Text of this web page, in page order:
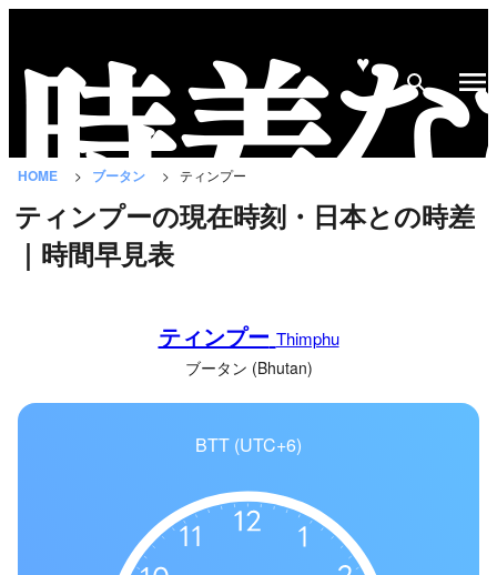
♥
HOME ブータン ティンプー
ティンプーの現在時刻・日本との時差
｜時間早見表
ティンプー Thimphu
ブータン (Bhutan)
BTT (UTC+6)
な
と
は？